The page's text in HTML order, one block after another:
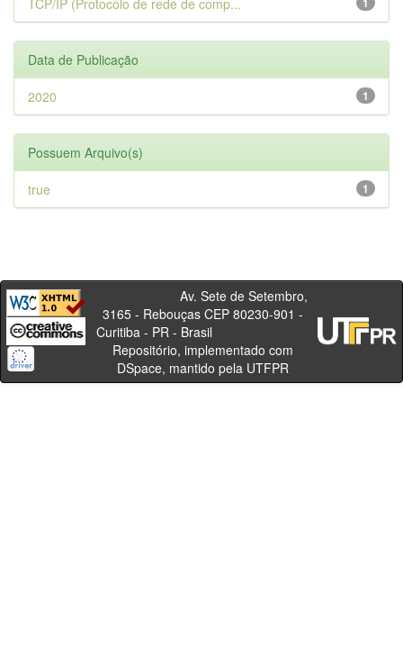
TCP/IP (Protocolo de rede de comp...
Data de Publicação
1
2020
Possuem Arquivo(s)
1
true
Av. Sete de Setembro,
3165 - Rebouças CEP 80230-901 -
Curitiba - PR - Brasil
Repositório, implementado com
DSpace, mantido pela UTFPR